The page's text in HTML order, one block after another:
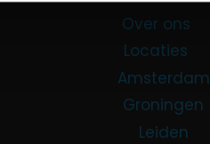
Over ons
Locaties
Amsterdam
Groningen
Leiden